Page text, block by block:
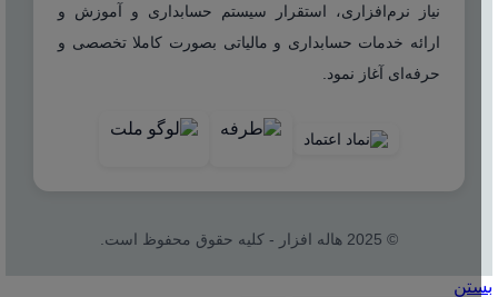
نیاز نرم‌افزاری، استقرار سیستم حسابداری و آموزش و
ارائه خدمات حسابداری و مالیاتی بصورت کاملا تخصصی و
حرفه‌ای آغاز نمود.
© 2025 هاله افزار - کلیه حقوق محفوظ است.
بستن